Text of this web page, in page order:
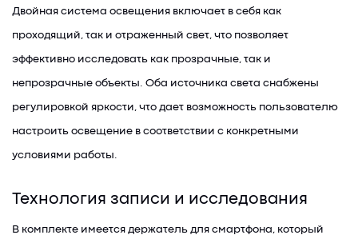
Двойная система освещения включает в себя как
проходящий, так и отраженный свет, что позволяет
эффективно исследовать как прозрачные, так и
непрозрачные объекты. Оба источника света снабжены
регулировкой яркости, что дает возможность пользователю
настроить освещение в соответствии с конкретными
условиями работы.
Технология записи и исследования
В комплекте имеется держатель для смартфона, который